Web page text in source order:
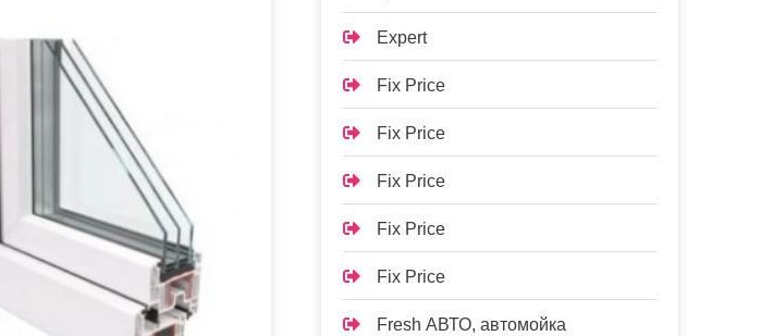
Expert
Fix Price
Fix Price
Fix Price
Fix Price
Fix Price
Fresh АВТО, автомойка